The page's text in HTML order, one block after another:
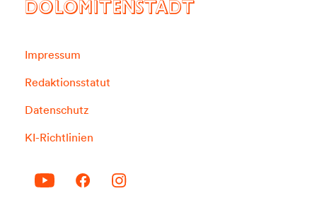
DOLOMITENSTADT
Impressum
Redaktionsstatut
Datenschutz
KI-Richtlinien